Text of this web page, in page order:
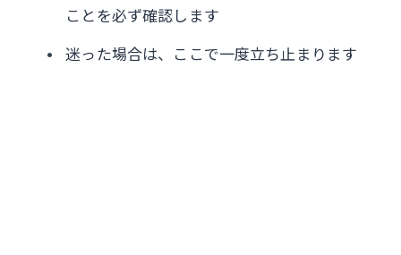
ことを必ず確認します
迷った場合は、ここで一度立ち止まります